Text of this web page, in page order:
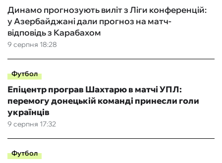
9 серпня 18:28
Динамо прогнозують виліт з Ліги конференцій:
у Азербайджані дали прогноз на матч-
відповідь з Карабахом
Футбол
9 серпня 17:32
Епіцентр програв Шахтарю в матчі УПЛ:
перемогу донецькій команді принесли голи
українців
Футбол